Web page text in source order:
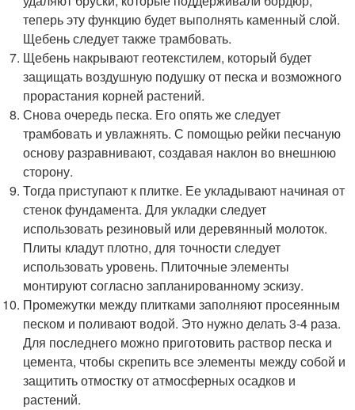
теперь эту функцию будет выполнять каменный слой.
Щебень следует также трамбовать.
Щебень накрывают геотекстилем, который будет
защищать воздушную подушку от песка и возможного
прорастания корней растений.
Снова очередь песка. Его опять же следует
трамбовать и увлажнять. С помощью рейки песчаную
основу разравнивают, создавая наклон во внешнюю
сторону.
Тогда приступают к плитке. Ее укладывают начиная от
стенок фундамента. Для укладки следует
использовать резиновый или деревянный молоток.
Плиты кладут плотно, для точности следует
использовать уровень. Плиточные элементы
монтируют согласно запланированному эскизу.
Промежутки между плитками заполняют просеянным
песком и поливают водой. Это нужно делать 3-4 раза.
Для последнего можно приготовить раствор песка и
цемента, чтобы скрепить все элементы между собой и
защитить отмостку от атмосферных осадков и
растений.